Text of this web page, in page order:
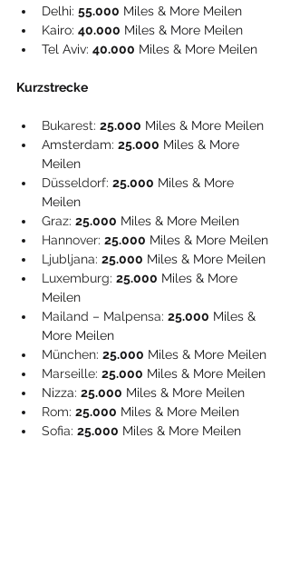
Delhi: 55.000 Miles & More Meilen
Kairo: 40.000 Miles & More Meilen
Tel Aviv: 40.000 Miles & More Meilen
Kurzstrecke
Bukarest: 25.000 Miles & More Meilen
Amsterdam: 25.000 Miles & More
Meilen
Düsseldorf: 25.000 Miles & More
Meilen
Graz: 25.000 Miles & More Meilen
Hannover: 25.000 Miles & More Meilen
Ljubljana: 25.000 Miles & More Meilen
Luxemburg: 25.000 Miles & More
Meilen
Mailand – Malpensa: 25.000 Miles &
More Meilen
München: 25.000 Miles & More Meilen
Marseille: 25.000 Miles & More Meilen
Nizza: 25.000 Miles & More Meilen
Rom: 25.000 Miles & More Meilen
Sofia: 25.000 Miles & More Meilen